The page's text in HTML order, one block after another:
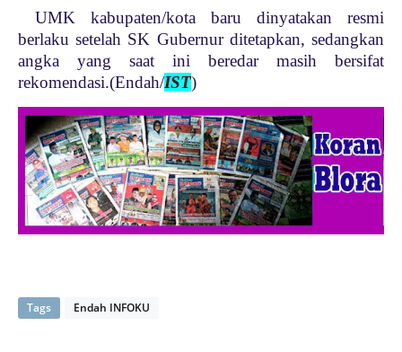
UMK kabupaten/kota baru dinyatakan resmi
berlaku setelah SK Gubernur ditetapkan, sedangkan
angka yang saat ini beredar masih bersifat
rekomendasi.(Endah/IST)
Tags Endah INFOKU